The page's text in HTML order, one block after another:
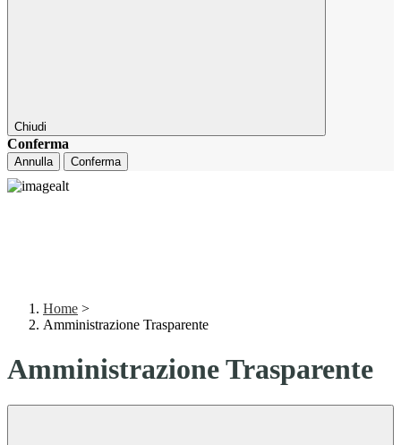
Chiudi
Conferma
Annulla Conferma
Home >
Amministrazione Trasparente
Amministrazione Trasparente